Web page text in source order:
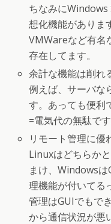
ちなみに
想化機能がありま
VMWareなど有名
存在してます。
余計な機能は削れ
例えば、サーバな
す。あっても便利
=電気代の無駄です
リモート管理に優
Linuxはどちらか
まけ、Windows
理機能が付いてる
管理はGUIでもで
から通信状況が悪